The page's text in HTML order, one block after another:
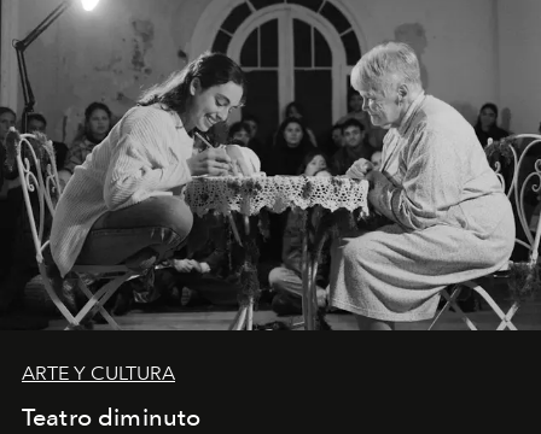
ARTE Y CULTURA
Teatro diminuto